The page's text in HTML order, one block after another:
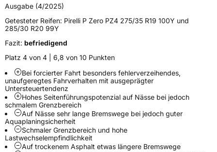
FelgenschutzFP
Empfohlen für Mercedes
EU Label
EffizienzC
NasshaftungA
Rollgeräusch (Klasse)
Rollgeräusch (dB)69
Ausgabe (4/2025)
Getesteter Reifen: Pirelli P Zero PZ4 275/35 R19 100Y und
285/30 R20 99Y
Fazit: befriedigend
Platz 4 von 4 | 6,8 von 10 Punkten
Bei forcierter Fahrt besonders fehlerverzeihendes,
unaufgeregtes Fahrverhalten mit ausgeprägter
Untersteuertendenz
Hohes Seitenführungspotenzial auf Nässe bei jedoch
schmalem Grenzbereich
Auf Nässe sehr lange Bremswege bei jedoch guter
Aquaplaningsicherheit
Schmaler Grenzbereich und hohe
Lastwechselempfindlichkeit
Auf trockenem Asphalt etwas längere Bremswege